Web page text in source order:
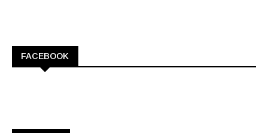
FACEBOOK